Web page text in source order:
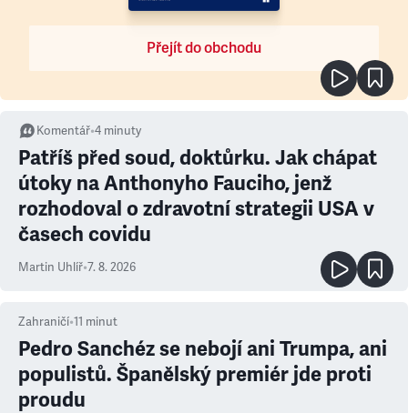
Přejít do obchodu
Komentář•4 minuty
Patříš před soud, doktůrku. Jak chápat
útoky na Anthonyho Fauciho, jenž
rozhodoval o zdravotní strategii USA v
časech covidu
Martin Uhlíř•7. 8. 2026
Zahraničí•11 minut
Pedro Sanchéz se nebojí ani Trumpa, ani
populistů. Španělský premiér jde proti
proudu